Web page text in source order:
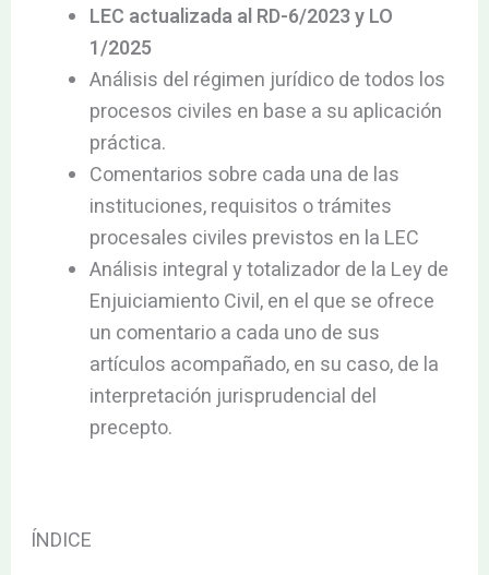
LEC actualizada al RD-6/2023 y LO
1/2025
Análisis del régimen jurídico de todos los
procesos civiles en base a su aplicación
práctica.
Comentarios sobre cada una de las
instituciones, requisitos o trámites
procesales civiles previstos en la LEC
Análisis integral y totalizador de la Ley de
Enjuiciamiento Civil, en el que se ofrece
un comentario a cada uno de sus
artículos acompañado, en su caso, de la
interpretación jurisprudencial del
precepto.
ÍNDICE